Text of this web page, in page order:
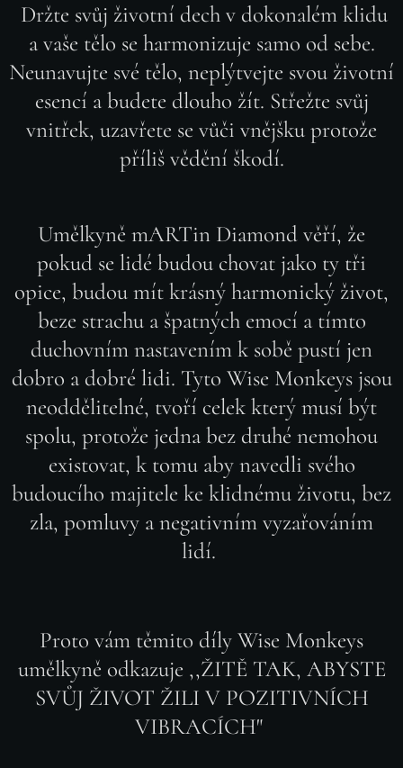
Držte svůj životní dech v dokonalém klidu
a vaše tělo se harmonizuje samo od sebe.
Neunavujte své tělo, neplýtvejte svou životní
esencí a budete dlouho žít. Střežte svůj
vnitřek, uzavřete se vůči vnějšku protože
příliš vědění škodí.
Umělkyně mARTin Diamond věří, že
pokud se lidé budou chovat jako ty tři
opice, budou mít krásný harmonický život,
beze strachu a špatných emocí a tímto
duchovním nastavením k sobě pustí jen
dobro a dobré lidi. Tyto Wise Monkeys jsou
neoddělitelné, tvoří celek který musí být
spolu, protože jedna bez druhé nemohou
existovat, k tomu aby navedli svého
budoucího majitele ke klidnému životu, bez
zla, pomluvy a negativním vyzařováním
lidí.
Proto vám těmito díly Wise Monkeys
umělkyně odkazuje ,,ŽITĚ TAK, ABYSTE
SVŮJ ŽIVOT ŽILI V POZITIVNÍCH
VIBRACÍCH"